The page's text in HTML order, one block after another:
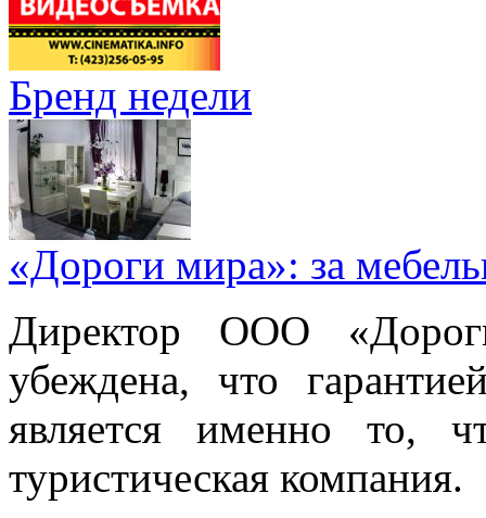
Бренд недели
«Дороги мира»: за
Директор ООО
убеждена, что
является именно то,
туристическая компания.